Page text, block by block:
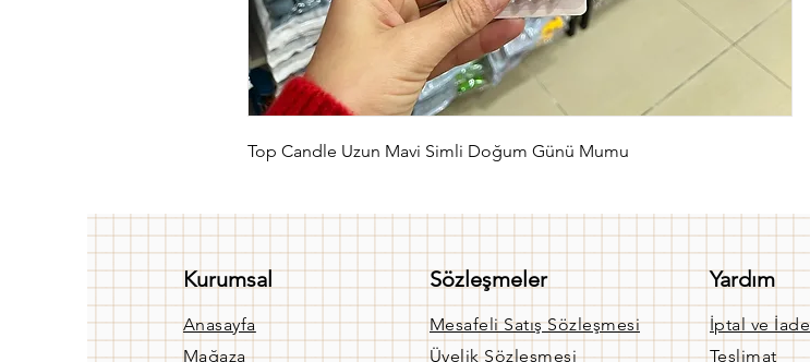
Top Candle Uzun Mavi Simli Doğum Günü Mumu
Kurumsal Sözleşmeler Yardım
Anasayfa
Mağaza
İptal ve
Teslimat
Mesafeli Satış Sözleşmesi
Üyelik Sözleşmesi